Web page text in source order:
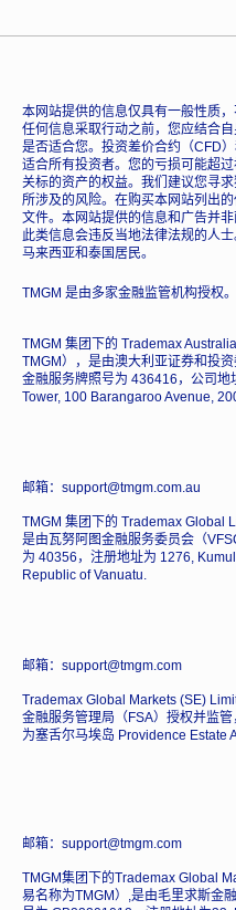
本网站提供的信息仅具有一般性质
任何信息采取行动之前，您应结合
是否适合您。投资差价合约（CFD
适合所有投资者。您的亏损可能超
关标的资产的权益。我们建议您寻
所涉及的风险。在购买本网站列出
文件。本网站提供的信息和广告并
此类信息会违反当地法律法规的人
马来西亚和泰国居民。
TMGM 是由多家金融监管机构授权。
TMGM 集团下的 Trademax
TMGM），是由澳大利亚证券和投
金融服务牌照号为 436416，公司
Tower, 100 Barangaroo Avenue,
邮箱：support@tmgm.com.au
TMGM 集团下的 Trademax Global
是由瓦努阿图金融服务委员会（
为 40356，注册地址为 1276,
Republic of Vanuatu.
邮箱：support@tmgm.com
Trademax Global Markets (SE)
金融服务管理局（FSA）授权并监
为塞舌尔马埃岛 Providence Estate
邮箱：support@tmgm.com
TMGM集团下的Trademax Global
易名称为TMGM）,是由毛里求斯金